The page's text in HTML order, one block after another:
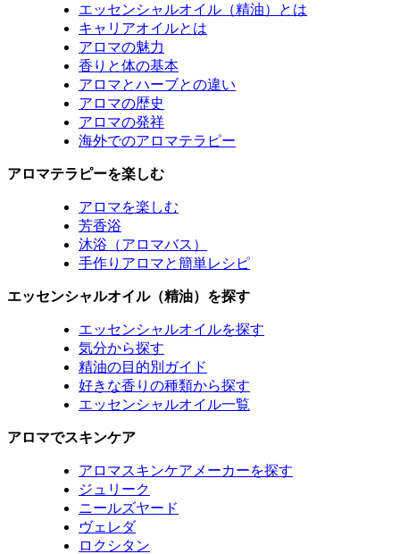
エッセンシャルオイル（精油）とは
キャリアオイルとは
アロマの魅力
香りと体の基本
アロマとハーブとの違い
アロマの歴史
アロマの発祥
海外でのアロマテラピー
アロマテラピーを楽しむ
アロマを楽しむ
芳香浴
沐浴（アロマバス）
手作りアロマと簡単レシピ
エッセンシャルオイル（精油）を探す
エッセンシャルオイルを探す
気分から探す
精油の目的別ガイド
好きな香りの種類から探す
エッセンシャルオイル一覧
アロマでスキンケア
アロマスキンケアメーカーを探す
ジュリーク
ニールズヤード
ヴェレダ
ロクシタン